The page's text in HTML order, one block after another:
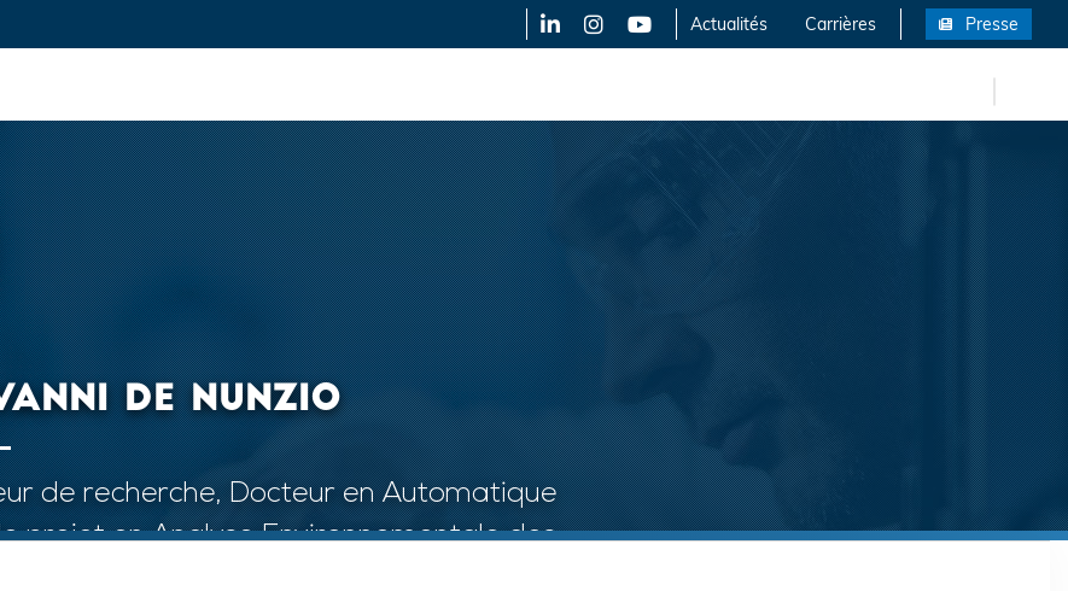
LinkedInInstagramYouTube Actualités Carrières Presse
DE NUNZIO
de recherche, Docteur en Automatique
projet en Analyse Environnementale des